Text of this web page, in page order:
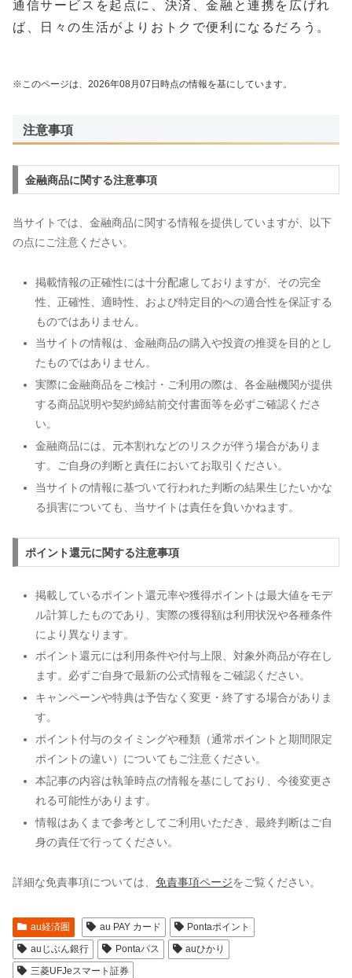
通信サービスを起点に、決済、金融と連携を広げれ
ば、日々の生活がよりおトクで便利になるだろう。
※このページは、2026年08月07日時点の情報を基にしています。
注意事項
金融商品に関する注意事項
当サイトでは、金融商品に関する情報を提供していますが、以下
の点にご注意ください。
掲載情報の正確性には十分配慮しておりますが、その完全
性、正確性、適時性、および特定目的への適合性を保証する
ものではありません。
当サイトの情報は、金融商品の購入や投資の推奨を目的とし
たものではありません。
実際に金融商品をご検討・ご利用の際は、各金融機関が提供
する商品説明や契約締結前交付書面等を必ずご確認くださ
い。
金融商品には、元本割れなどのリスクが伴う場合がありま
す。ご自身の判断と責任においてお取引ください。
当サイトの情報に基づいて行われた判断の結果生じたいかな
る損害についても、当サイトは責任を負いかねます。
ポイント還元に関する注意事項
掲載しているポイント還元率や獲得ポイントは最大値をモデ
ル計算したものであり、実際の獲得額は利用状況や各種条件
により異なります。
ポイント還元には利用条件や付与上限、対象外商品が存在し
ます。必ずご自身で最新の公式情報をご確認ください。
キャンペーンや特典は予告なく変更・終了する場合がありま
す。
ポイント付与のタイミングや種類（通常ポイントと期間限定
ポイントの違い）についてもご注意ください。
本記事の内容は執筆時点の情報を基にしており、今後変更さ
れる可能性があります。
情報はあくまで参考としてご利用いただき、最終判断はご自
身の責任で行ってください。
詳細な免責事項については、 免責事項ページをご覧ください。
au経済圏 au PAY カード
Pontaポイント
auじぶん銀行
Pontaパス
auひかり
三菱UFJeスマート証券